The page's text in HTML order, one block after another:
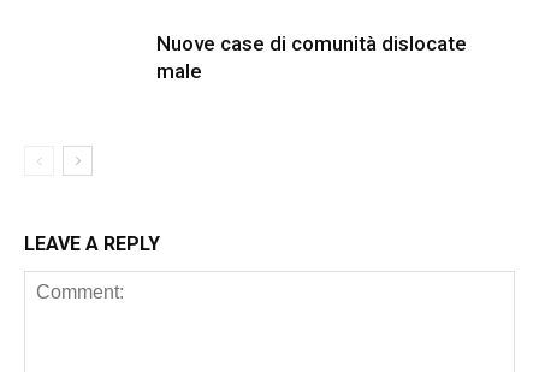
Nuove case di comunità dislocate
male
LEAVE A REPLY